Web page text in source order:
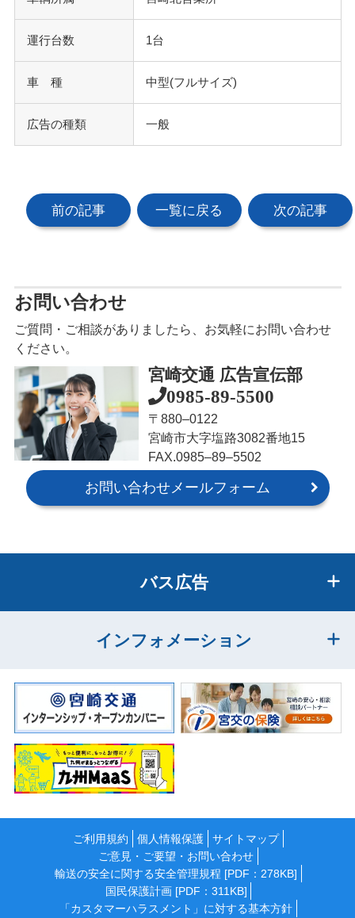
運行台数 1台
車 種 中型(フルサイズ)
広告の種類 一般
前の記事 一覧に戻る 次の記事
お問い合わせ
ご質問・ご相談がありましたら、お気軽にお問い合わせ
ください。
宮崎交通 広告宣伝部
0985-89-5500
〒880‒0122
宮崎市大字塩路3082番地15
FAX.0985‒89‒5502
お問い合わせメールフォーム
バス広告
インフォメーション
ご利用規約 個人情報保護
サイトマップ
ご意見・ご要望・お問い合わせ
輸送の安全に関する安全管理規程 [PDF：278KB]
国民保護計画 [PDF：311KB]
「カスタマーハラスメント」に対する基本方針